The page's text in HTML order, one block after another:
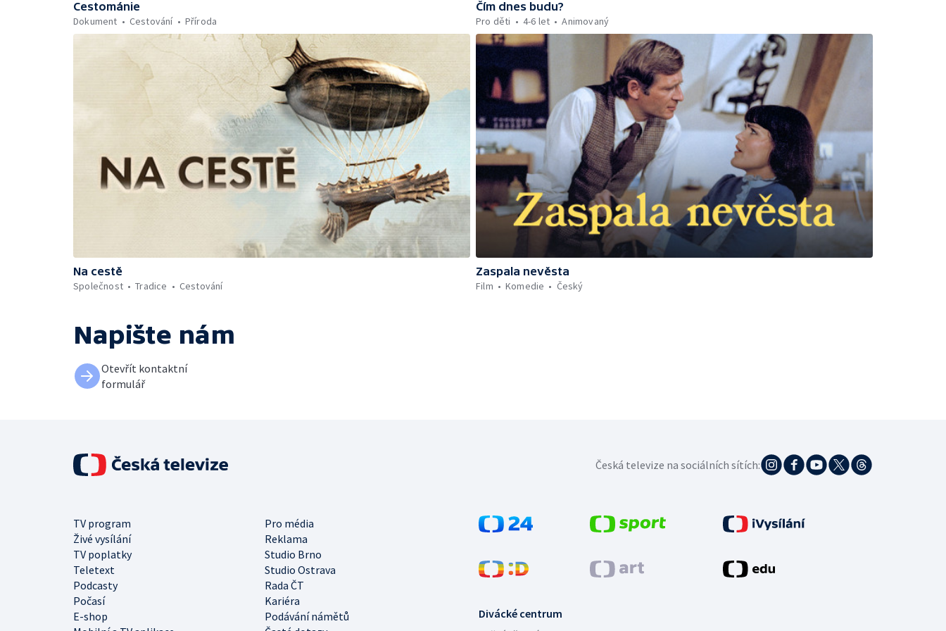
Cestománie
Dokument
Cestování Příroda
Čím dnes budu?
Pro děti
4-6 let Animovaný
Na cestě
Společnost
Tradice Cestování
Zaspala nevěsta
Film
Komedie Český
Napište nám
Otevřít kontaktní
formulář
Divácké centrum
TV program
Pro média
Živé vysílání
Reklama
TV poplatky
Studio Brno
Teletext
Studio Ostrava
Podcasty
Rada ČT
Počasí
Kariéra
E-shop
Podávání námětů
Česká televize na sociálních sítích: